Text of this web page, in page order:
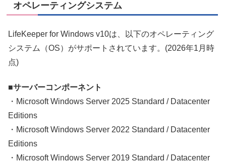
オペレーティングシステム
LifeKeeper for Windows v10は、以下のオペレーティング
システム（OS）がサポートされています。(2026年1月時
点)
■サーバーコンポーネント
・Microsoft Windows Server 2025 Standard / Datacenter
Editions
・Microsoft Windows Server 2022 Standard / Datacenter
Editions
・Microsoft Windows Server 2019 Standard / Datacenter